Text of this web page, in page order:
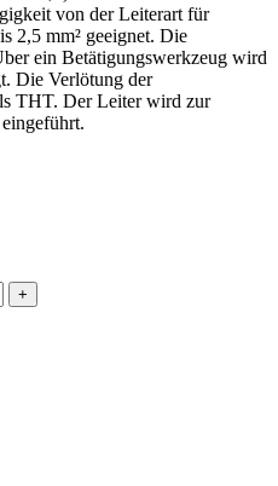
von der Leiterart für
2,5 mm² geeignet. Die
ein Betätigungswerkzeug wird
Die Verlötung der
THT. Der Leiter wird zur
+